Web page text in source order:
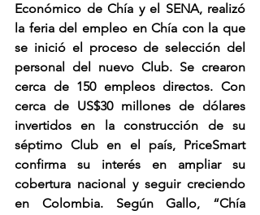
Económico de Chía y el SENA, realizó
la feria del empleo en Chía con la que
se inició el proceso de selección del
personal del nuevo Club. Se crearon
cerca de 150 empleos directos. Con
cerca de US$30 millones de dólares
invertidos en la construcción de su
séptimo Club en el país, PriceSmart
confirma su interés en ampliar su
cobertura nacional y seguir creciendo
en Colombia. Según Gallo, “Chía